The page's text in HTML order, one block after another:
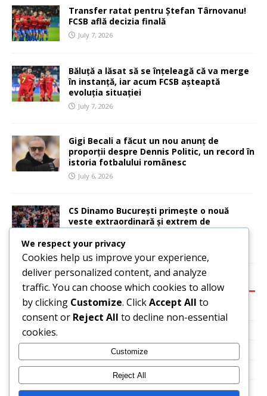
Transfer ratat pentru Ștefan Târnovanu!
FCSB află decizia finală
July 7, 2026
Băluță a lăsat să se înțeleagă că va merge
în instanță, iar acum FCSB așteaptă
evoluția situației
July 7, 2026
Gigi Becali a făcut un nou anunț de
proporții despre Dennis Politic, un record în
istoria fotbalului românesc
July 6, 2026
CS Dinamo București primește o nouă
veste extraordinară și extrem de
July 6, 2026
CATEGORIES:
Basketball
News
Tennis
Uncategorized
We respect your privacy
Cookies help us improve your experience,
deliver personalized content, and analyze
traffic. You can choose which cookies to allow
by clicking Customize. ClickAccept All to
consent or Reject All to decline non-essential
cookies.
Customize
Reject All